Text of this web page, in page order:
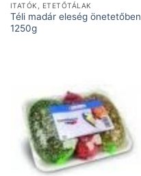
ITATÓK, ETETŐTÁLAK
Téli madár eleség önetetőben
1250g